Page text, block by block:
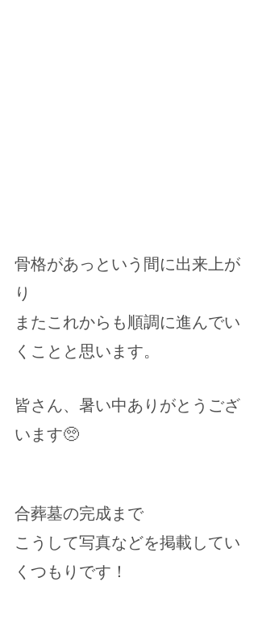
骨格があっという間に出来上が
り
またこれからも順調に進んでい
くことと思います。
皆さん、暑い中ありがとうござ
います🥺
合葬墓の完成まで
こうして写真などを掲載してい
くつもりです！